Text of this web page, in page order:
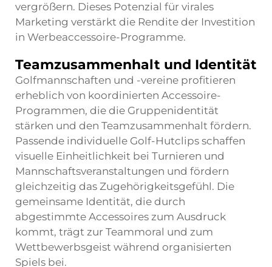
vergrößern. Dieses Potenzial für virales
Marketing verstärkt die Rendite der Investition
in Werbeaccessoire-Programme.
Teamzusammenhalt und Identität
Golfmannschaften und -vereine profitieren
erheblich von koordinierten Accessoire-
Programmen, die die Gruppenidentität
stärken und den Teamzusammenhalt fördern.
Passende individuelle Golf-Hutclips schaffen
visuelle Einheitlichkeit bei Turnieren und
Mannschaftsveranstaltungen und fördern
gleichzeitig das Zugehörigkeitsgefühl. Die
gemeinsame Identität, die durch
abgestimmte Accessoires zum Ausdruck
kommt, trägt zur Teammoral und zum
Wettbewerbsgeist während organisierten
Spiels bei.